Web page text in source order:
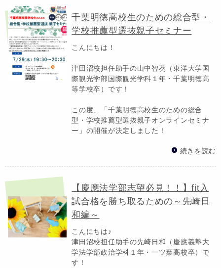
千葉明徳高校生のための総合型・
学校推薦型選抜親子セミナー
こんにちは！
津田沼校担任助手の山中智葵（東洋大学国
際観光学部国際観光学科１年・千葉明徳高
等学校卒）です！
この度、「千葉明徳高校生のための総合
型・学校推薦型選抜親子オンラインセミナ
ー」の開催が決定しました！
続きを読む
【慶應法学部志望必見！！】fit入
試合格を勝ち取るための～先崎日
和編～
こんにちは♪
津田沼校担任助手の先崎日和（慶應義塾大
学法学部政治学科１年・一ツ葉高校卒）で
す！